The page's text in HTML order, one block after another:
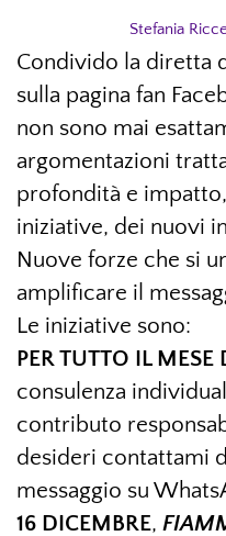
Stefania
Condivido la diretta
sulla pagina fan
non sono mai
argomentazioni
profondità e
iniziative, dei nuovi
Nuove forze che si
amplificare il
Le iniziative sono:
PER TUTTO IL
consulenza
contributo
desideri contattami
messaggio su
16 DICEMBRE,